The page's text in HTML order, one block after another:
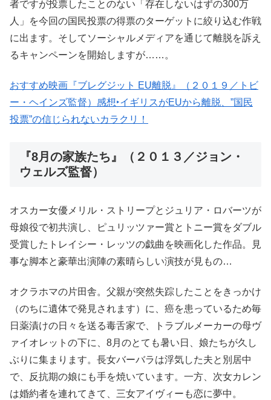
者ですが投票したことのない「存在しないはずの300万
人」を今回の国民投票の得票のターゲットに絞り込む作戦
に出ます。そしてソーシャルメディアを通じて離脱を訴え
るキャンペーンを開始しますが……。
おすすめ映画『ブレグジット EU離脱』（２０１９／トビ
ー・ヘインズ監督）感想‣イギリスがEUから離脱、”国民
投票”の信じられないカラクリ！
『8月の家族たち』（２０１３／ジョン・
ウェルズ監督）
オスカー女優メリル・ストリープとジュリア・ロバーツが
母娘役で初共演し、ピュリッツァー賞とトニー賞をダブル
受賞したトレイシー・レッツの戯曲を映画化した作品。見
事な脚本と豪華出演陣の素晴らしい演技が見もの…
オクラホマの片田舎。父親が突然失踪したことをきっかけ
（のちに遺体で発見されます）に、癌を患っているため毎
日薬漬けの日々を送る毒舌家で、トラブルメーカーの母ヴ
ァイオレットの下に、8月のとても暑い日、娘たちが久し
ぶりに集まります。長女バーバラは浮気した夫と別居中
で、反抗期の娘にも手を焼いています。一方、次女カレン
は婚約者を連れてきて、三女アイヴィーも恋に夢中。